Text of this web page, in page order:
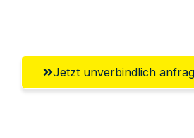
Jetzt unverbindlich